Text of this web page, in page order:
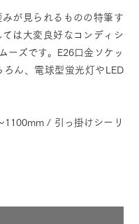
が見られるものの特筆す
は大変良好なコンディシ
ーズです。E26口金ソケッ
ろん、電球型蛍光灯やLED
1100mm / 引っ掛けシーリ